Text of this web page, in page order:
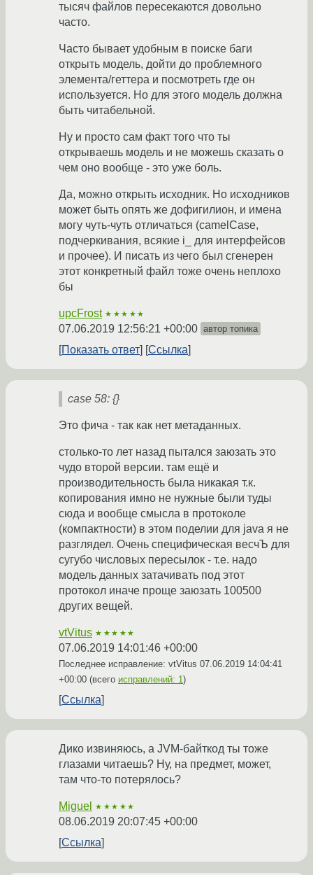
тысяч файлов пересекаются довольно
часто.
Часто бывает удобным в поиске баги
открыть модель, дойти до проблемного
элемента/геттера и посмотреть где он
используется. Но для этого модель должна
быть читабельной.
Ну и просто сам факт того что ты
открываешь модель и не можешь сказать о
чем оно вообще - это уже боль.
Да, можно открыть исходник. Но исходников
может быть опять же дофигилион, и имена
могу чуть-чуть отличаться (camelCase,
подчеркивания, всякие i_ для интерфейсов
и прочее). И писать из чего был сгенерен
этот конкретный файл тоже очень неплохо
бы
upcFrost ★★★★★
07.06.2019 12:56:21 +00:00 автор топика
Показать ответ Ссылка
case 58: {}
Это фича - так как нет метаданных.
столько-то лет назад пытался заюзать это
чудо второй версии. там ещё и
производительность была никакая т.к.
копирования имно не нужные были туды
сюда и вообще смысла в протоколе
(компактности) в этом поделии для java я не
разглядел. Очень специфическая весчЪ для
сугубо числовых пересылок - т.е. надо
модель данных затачивать под этот
протокол иначе проще заюзать 100500
других вещей.
vtVitus ★★★★★
07.06.2019 14:01:46 +00:00
Последнее исправление: vtVitus 07.06.2019 14:04:41
+00:00 (всего исправлений: 1)
Ссылка
Дико извиняюсь, а JVM-байткод ты тоже
глазами читаешь? Ну, на предмет, может,
там что-то потерялось?
Miguel ★★★★★
08.06.2019 20:07:45 +00:00
Ссылка